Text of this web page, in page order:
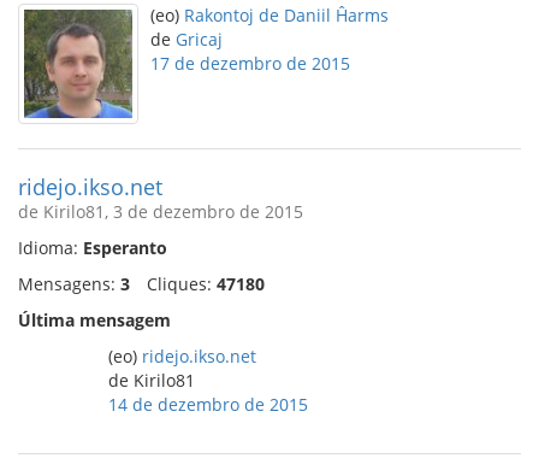
(eo) Rakontoj de Daniil Ĥarms
de Gricaj
17 de dezembro de 2015
ridejo.ikso.net
de Kirilo81, 3 de dezembro de 2015
Idioma: Esperanto
Mensagens: 3 Cliques: 47180
Última mensagem
(eo) ridejo.ikso.net
de Kirilo81
14 de dezembro de 2015